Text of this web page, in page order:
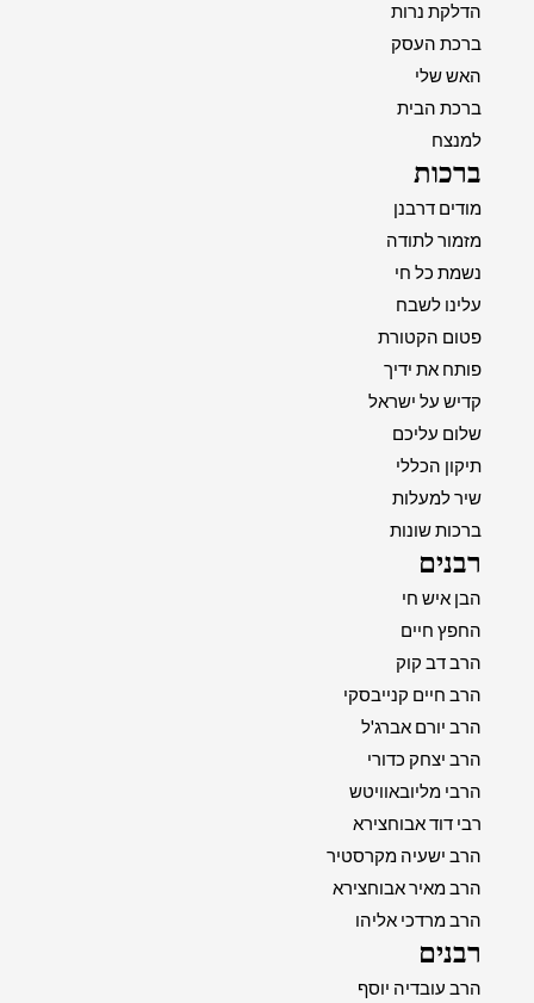
הדלקת נרות
ברכת העסק
האש שלי
ברכת הבית
למנצח
ברכות
מודים דרבנן
מזמור לתודה
נשמת כל חי
עלינו לשבח
פטום הקטורת
פותח את ידיך
קדיש על ישראל
שלום עליכם
תיקון הכללי
שיר למעלות
ברכות שונות
רבנים
הבן איש חי
החפץ חיים
הרב דב קוק
הרב חיים קנייבסקי
הרב יורם אברג'ל
הרב יצחק כדורי
הרבי מליובאוויטש
רבי דוד אבוחצירא
הרב ישעיה מקרסטיר
הרב מאיר אבוחצירא
הרב מרדכי אליהו
רבנים
הרב עובדיה יוסף